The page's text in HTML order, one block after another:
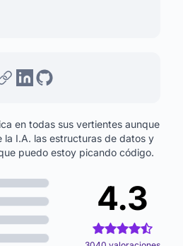
en todas sus vertientes aunque
la I.A. las estructuras de datos y
puedo estoy picando código.
4.3